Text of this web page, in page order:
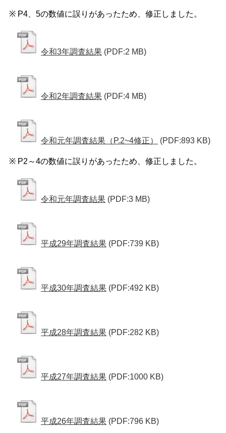
※ P4、5の数値に誤りがあったため、修正しました。
令和3年調査結果 (PDF:2 MB)
令和2年調査結果 (PDF:4 MB)
令和元年調査結果（P.2~4修正） (PDF:893 KB)
※ P2～4の数値に誤りがあったため、修正しました。
令和元年調査結果 (PDF:3 MB)
平成29年調査結果 (PDF:739 KB)
平成30年調査結果 (PDF:492 KB)
平成28年調査結果 (PDF:282 KB)
平成27年調査結果 (PDF:1000 KB)
平成26年調査結果 (PDF:796 KB)